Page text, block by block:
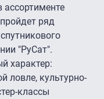
ассортименте
ряд
"РуСат".
характер:
ловле, культурно-
классы